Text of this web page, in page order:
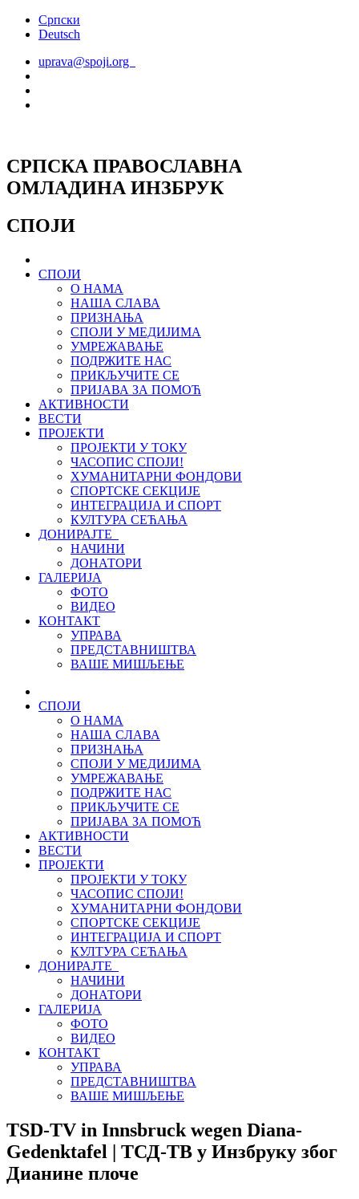
СкочитеСрпски
Deutsch
uprava@spoji.org
СРПСКА ПРАВОСЛАВНА
ОМЛАДИНА ИНЗБРУК
СПОЈИ
СПОЈИ
О НАМА
НАША СЛАВА
ПРИЗНАЊА
СПОЈИ У МЕДИЈИМА
УМРЕЖАВАЊЕ
ПОДРЖИТЕ НАС
ПРИКЉУЧИТЕ СЕ
ПРИЈАВА ЗА ПОМОЋ
АКТИВНОСТИ
ВЕСТИ
ПРОЈЕКТИ
ПРОЈЕКТИ У ТОКУ
ЧАСОПИС СПОЈИ!
ХУМАНИТАРНИ ФОНДОВИ
СПОРТСКЕ СЕКЦИЈЕ
ИНТЕГРАЦИЈА И СПОРТ
КУЛТУРА СЕЋАЊА
ДОНИРАЈТЕ
НАЧИНИ
ДОНАТОРИ
ГАЛЕРИЈА
ФОТО
ВИДЕО
КОНТАКТ
УПРАВА
ПРЕДСТАВНИШТВА
ВАШЕ МИШЉЕЊЕ
СПОЈИ
О НАМА
НАША СЛАВА
ПРИЗНАЊА
СПОЈИ У МЕДИЈИМА
УМРЕЖАВАЊЕ
ПОДРЖИТЕ НАС
ПРИКЉУЧИТЕ СЕ
ПРИЈАВА ЗА ПОМОЋ
АКТИВНОСТИ
ВЕСТИ
ПРОЈЕКТИ
ПРОЈЕКТИ У ТОКУ
ЧАСОПИС СПОЈИ!
ХУМАНИТАРНИ ФОНДОВИ
СПОРТСКЕ СЕКЦИЈЕ
ИНТЕГРАЦИЈА И СПОРТ
КУЛТУРА СЕЋАЊА
ДОНИРАЈТЕ
НАЧИНИ
ДОНАТОРИ
ГАЛЕРИЈА
ФОТО
ВИДЕО
КОНТАКТ
УПРАВА
ПРЕДСТАВНИШТВА
ВАШЕ МИШЉЕЊЕ
TSD-TV in Innsbruck wegen Diana-
Gedenktafel | ТСД-ТВ у Инзбруку због
Дианине плоче